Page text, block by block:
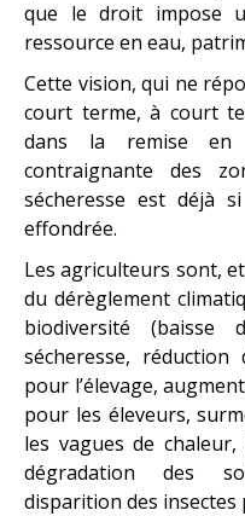
que le droit impose
ressource en eau,
Cette vision, qui ne
court terme, à court
dans la remise en
contraignante des
sécheresse est déjà
effondrée.
Les agriculteurs sont,
du dérèglement
biodiversité
sécheresse,
pour l’élevage,
pour les éleveurs,
les vagues de
dégradation des
disparition des